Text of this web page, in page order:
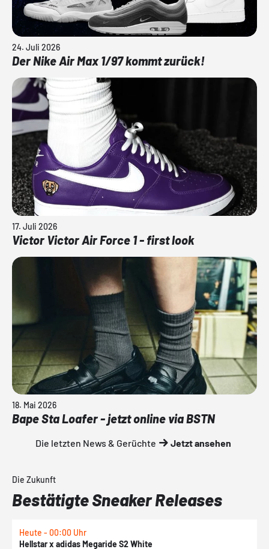
24. Juli 2026
Der Nike Air Max 1/97 kommt zurück!
17. Juli 2026
Victor Victor Air Force 1 - first look
18. Mai 2026
Bape Sta Loafer - jetzt online via BSTN
Die letzten News & Gerüchte Jetzt ansehen
Die Zukunft
Bestätigte Sneaker Releases
Heute - 00:00 Uhr
Hellstar x adidas Megaride S2 White